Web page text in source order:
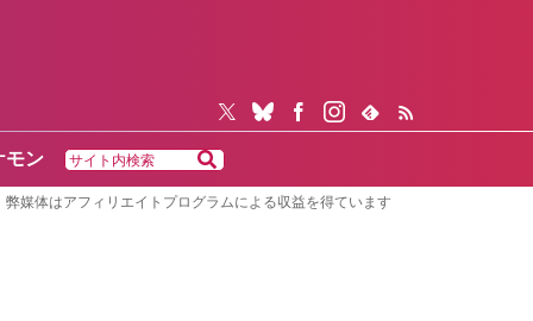
モン
弊媒体はアフィリエイトプログラムによる収益を得ています